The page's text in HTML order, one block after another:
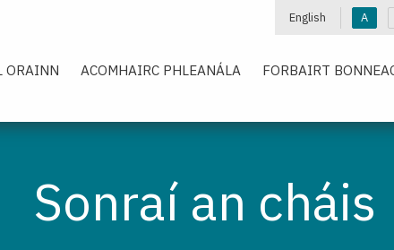
English A
ORAINN ACOMHAIRC PHLEANÁLA FORBAIRT
Sonraí an cháis